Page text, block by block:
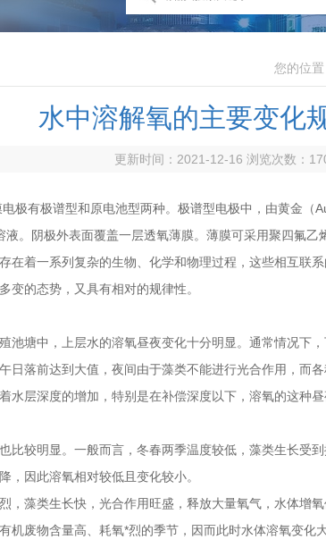
您的位置
水中溶解氧的主要变化
更新时间：2021-12-16 浏览次数：
极有极谱型和原电池型两种。极谱型电极中，由黄金（
。阴极外表面覆盖一层透氧薄膜。薄膜可采用聚四氟乙
着一系列复杂的生物、化学和物理过程，这些相互联
变的态势，又具有相对的规律性。
塘中，上层水的溶氧昼夜变化十分明显。通常情况下
日落前达到大值，夜间由于藻类不能进行光合作用，而
水层深度的增加，特别是在补偿深度以下，溶氧的这种昼
较明显。一般而言，冬春两季温度较低，藻类生长受
，因此溶氧相对较低且变化较小。
藻类生长快，光合作用旺盛，释放大量氧气，水体增
机废物含量高、耗氧*烈的季节，因而此时水体溶氧变化